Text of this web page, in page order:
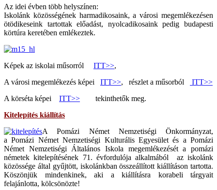
Az idei évben több helyszínen:
Iskolánk közösségének harmadikosaink, a városi megemlékezésen
ötödikeseink tartottak előadást, nyolcadikosaink pedig budapesti
körtúra keretében emlékeztek.
Képek az iskolai műsorról ITT>>,
A városi megemlékezés képei ITT>>, részlet a műsorból
ITT>>
A körséta képei ITT>> tekinthetők meg.
Kitelepítés kiállítás
A Pomázi Német Nemzetiségi Önkormányzat,
a Pomázi Német Nemzetiségi Kulturális Egyesület és a Pomázi
Német Nemzetiségi Általános Iskola megemlékezését a pomázi
németek kitelepítésének 71. évfordulója alkalmából az iskolánk
közössége által gyűjtött, iskolánkban összeállított kiállításon tartotta.
Köszönjük mindenkinek, aki a kiállításra korabeli tárgyait
felajánlotta, kölcsönözte!